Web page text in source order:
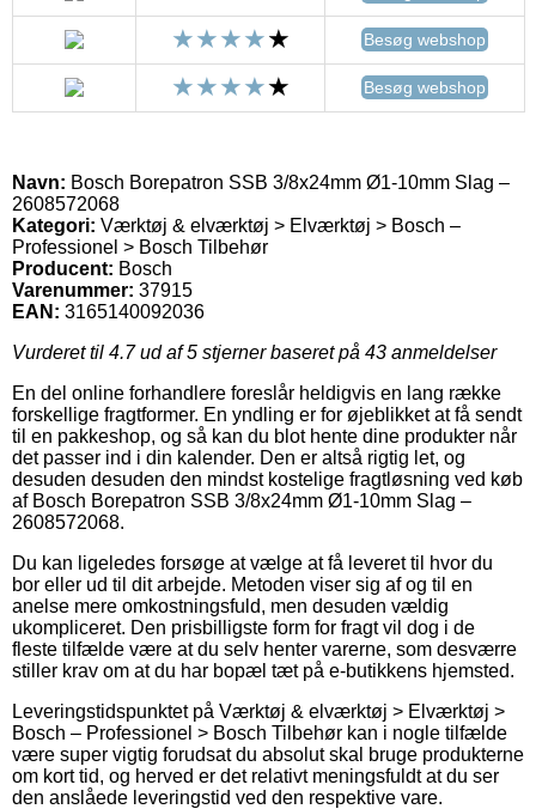
Besøg webshop
Besøg webshop
Navn: Bosch Borepatron SSB 3/8x24mm Ø1-10mm Slag –
2608572068
Kategori: Værktøj & elværktøj > Elværktøj > Bosch –
Professionel > Bosch Tilbehør
Producent: Bosch
Varenummer: 37915
EAN: 3165140092036
Vurderet til 4.7ud af 5 stjerner baseret på 43 anmeldelser
En del online forhandlere foreslår heldigvis en lang række
forskellige fragtformer. En yndling er for øjeblikket at få sendt
til en pakkeshop, og så kan du blot hente dine produkter når
det passer ind i din kalender. Den er altså rigtig let, og
desuden desuden den mindst kostelige fragtløsning ved køb
af Bosch Borepatron SSB 3/8x24mm Ø1-10mm Slag –
2608572068.
Du kan ligeledes forsøge at vælge at få leveret til hvor du
bor eller ud til dit arbejde. Metoden viser sig af og til en
anelse mere omkostningsfuld, men desuden vældig
ukompliceret. Den prisbilligste form for fragt vil dog i de
fleste tilfælde være at du selv henter varerne, som desværre
stiller krav om at du har bopæl tæt på e-butikkens hjemsted.
Leveringstidspunktet på Værktøj & elværktøj > Elværktøj >
Bosch – Professionel > Bosch Tilbehør kan i nogle tilfælde
være super vigtig forudsat du absolut skal bruge produkterne
om kort tid, og herved er det relativt meningsfuldt at du ser
den anslåede leveringstid ved den respektive vare.